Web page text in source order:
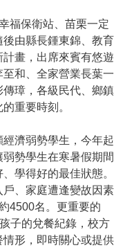
福保衛站、苗栗一定
由縣長鍾東錦、教育
畫，出席來賓有悠遊
和、全家營業長葉一
璋，各級民代、鄉鎮
重要時刻。
濟弱勢學生，今年起
勢學生在寒暑假期間
學得好的最佳狀態。
、家庭遭逢變故因素
4500名。更重要的
子的兌餐紀錄，校方
形，即時關心或提供